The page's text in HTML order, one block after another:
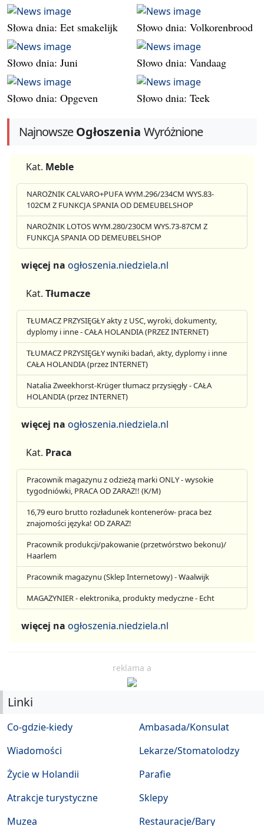
Słowa dnia: Eet smakelijk Słowo dnia: Volkorenbrood
Słowo dnia: Juni Słowo dnia: Vandaag
Słowo dnia: Opgeven Słowo dnia: Teek
NajnowszeOgłoszenia Wyróżnione
Kat. Meble
NAROŻNIK CALVARO+PUFA WYM.296/234CM WYS.83-
102CM Z FUNKCJA SPANIA OD DEMEUBELSHOP
NAROŻNIK LOTOS WYM.280/230CM WYS.73-87CM Z
FUNKCJA SPANIA OD DEMEUBELSHOP
więcej na ogłoszenia.niedziela.nl
Kat. Tłumacze
TŁUMACZ PRZYSIĘGŁY akty z USC, wyroki, dokumenty,
dyplomy i inne - CAŁA HOLANDIA (PRZEZ INTERNET)
TŁUMACZ PRZYSIĘGŁY wyniki badań, akty, dyplomy i inne
CAŁA HOLANDIA (przez INTERNET)
Natalia Zweekhorst-Krüger tłumacz przysięgły - CAŁA
HOLANDIA (przez INTERNET)
więcej na ogłoszenia.niedziela.nl
Kat. Praca
Pracownik magazynu z odzieżą marki ONLY - wysokie
tygodniówki, PRACA OD ZARAZ!! (K/M)
16,79 euro brutto rozładunek kontenerów- praca bez
znajomości języka! OD ZARAZ!
Pracownik produkcji/pakowanie (przetwórstwo bekonu)/
Haarlem
Pracownik magazynu (Sklep Internetowy) - Waalwijk
MAGAZYNIER - elektronika, produkty medyczne - Echt
więcej na ogłoszenia.niedziela.nl
reklama a
Linki
Co-gdzie-kiedy
Wiadomości
Życie w Holandii
Atrakcje turystyczne
Muzea
Ambasada/Konsulat
Lekarze/Stomatolodzy
Parafie
Sklepy
Restauracje/Bary